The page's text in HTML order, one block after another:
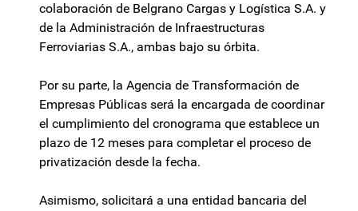
colaboración de Belgrano Cargas y Logística S.A. y
de la Administración de Infraestructuras
Ferroviarias S.A., ambas bajo su órbita.
Por su parte, la Agencia de Transformación de
Empresas Públicas será la encargada de coordinar
el cumplimiento del cronograma que establece un
plazo de 12 meses para completar el proceso de
privatización desde la fecha.
Asimismo, solicitará a una entidad bancaria del